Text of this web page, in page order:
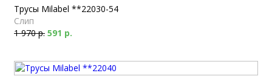
Трусы Milabel **22030-54
Слип
1 970 р. 591 р.